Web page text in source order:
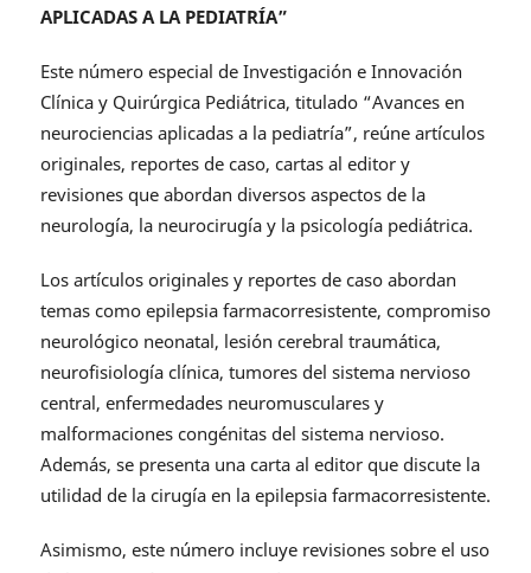
APLICADAS A LA PEDIATRÍA”
Este número especial de Investigación e Innovación
Clínica y Quirúrgica Pediátrica, titulado “Avances en
neurociencias aplicadas a la pediatría”, reúne artículos
originales, reportes de caso, cartas al editor y
revisiones que abordan diversos aspectos de la
neurología, la neurocirugía y la psicología pediátrica.
Los artículos originales y reportes de caso abordan
temas como epilepsia farmacorresistente, compromiso
neurológico neonatal, lesión cerebral traumática,
neurofisiología clínica, tumores del sistema nervioso
central, enfermedades neuromusculares y
malformaciones congénitas del sistema nervioso.
Además, se presenta una carta al editor que discute la
utilidad de la cirugía en la epilepsia farmacorresistente.
Asimismo, este número incluye revisiones sobre el uso